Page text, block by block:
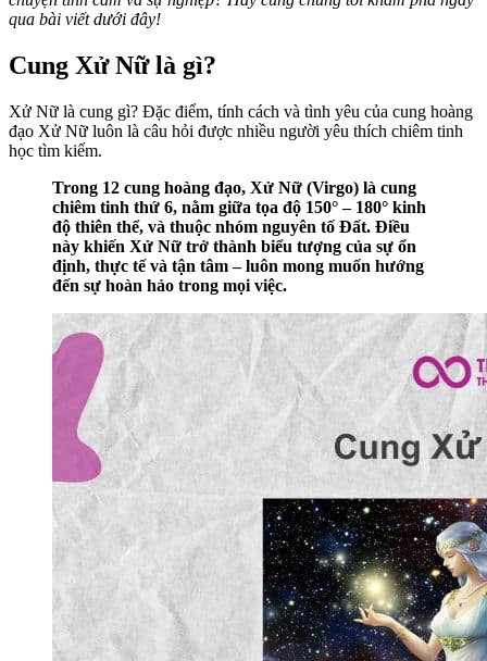
qua bài viết dưới đây!
Cung Xử Nữ là gì?
Xử Nữ là cung gì? Đặc điểm, tính cách và tình yêu của cung hoàng
đạo Xử Nữ luôn là câu hỏi được nhiều người yêu thích chiêm tinh
học tìm kiếm.
Trong 12 cung hoàng đạo, Xử Nữ (Virgo) là cung
chiêm tinh thứ 6, nằm giữa tọa độ 150° – 180° kinh
độ thiên thể, và thuộc nhóm nguyên tố Đất. Điều
này khiến Xử Nữ trở thành biểu tượng của sự ổn
định, thực tế và tận tâm – luôn mong muốn hướng
đến sự hoàn hảo trong mọi việc.